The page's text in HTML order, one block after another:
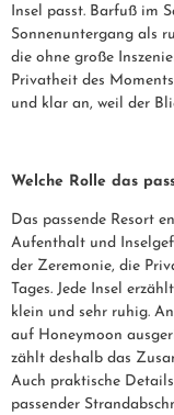
Insel passt. Barfuß im
Sonnenuntergang als
die ohne große
Privatheit des
und klar an, weil der
Welche Rolle das
Das passende Resort
Aufenthalt und
der Zeremonie, die
Tages. Jede Insel
klein und sehr ruhig.
auf Honeymoon
zählt deshalb das
Auch praktische
passender